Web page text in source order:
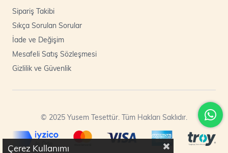
Sipariş Takibi
Sıkça Sorulan Sorular
İade ve Değişim
Mesafeli Satış Sözleşmesi
Gizlilik ve Güvenlik
© 2025 Yusem Tesettür. Tüm Hakları Saklıdır.
Çerez Kullanımı